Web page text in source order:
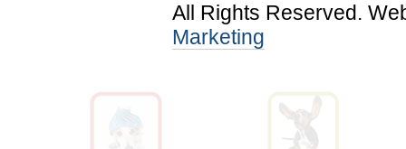
All Rights Reserved.
Marketing